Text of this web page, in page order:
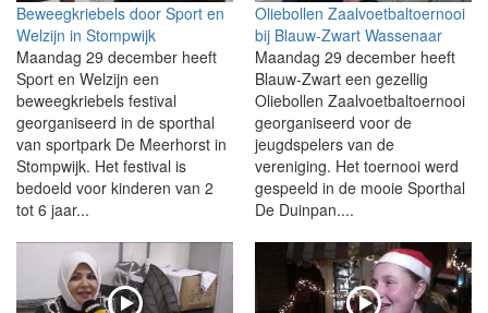
Beweegkriebels door Sport en
Welzijn in Stompwijk
Maandag 29 december heeft
Sport en Welzijn een
beweegkriebels festival
georganiseerd in de sporthal
van sportpark De Meerhorst in
Stompwijk. Het festival is
bedoeld voor kinderen van 2
tot 6 jaar...
Oliebollen Zaalvoetbaltoernooi
bij Blauw-Zwart Wassenaar
Maandag 29 december heeft
Blauw-Zwart een gezellig
Oliebollen Zaalvoetbaltoernooi
georganiseerd voor de
jeugdspelers van de
vereniging. Het toernooi werd
gespeeld in de mooie Sporthal
De Duinpan....